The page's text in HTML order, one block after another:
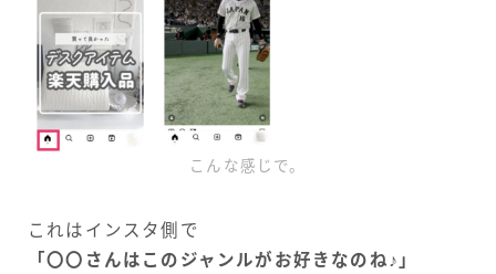
こんな感じで。
これはインスタ側で
「〇〇さんはこのジャンルがお好きなのね♪」